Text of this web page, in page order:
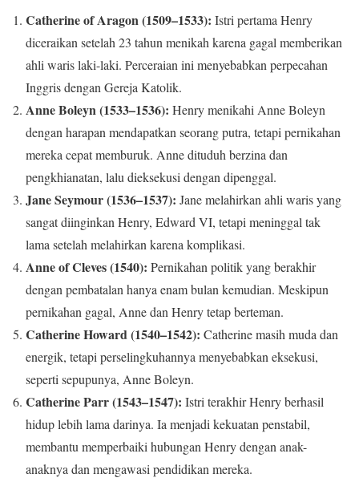
Catherine of Aragon (1509–1533): Istri pertama Henry
diceraikan setelah 23 tahun menikah karena gagal memberikan
ahli waris laki-laki. Perceraian ini menyebabkan perpecahan
Inggris dengan Gereja Katolik.
Anne Boleyn (1533–1536): Henry menikahi Anne Boleyn
dengan harapan mendapatkan seorang putra, tetapi pernikahan
mereka cepat memburuk. Anne dituduh berzina dan
pengkhianatan, lalu dieksekusi dengan dipenggal.
Jane Seymour (1536–1537): Jane melahirkan ahli waris yang
sangat diinginkan Henry, Edward VI, tetapi meninggal tak
lama setelah melahirkan karena komplikasi.
Anne of Cleves (1540): Pernikahan politik yang berakhir
dengan pembatalan hanya enam bulan kemudian. Meskipun
pernikahan gagal, Anne dan Henry tetap berteman.
Catherine Howard (1540–1542): Catherine masih muda dan
energik, tetapi perselingkuhannya menyebabkan eksekusi,
seperti sepupunya, Anne Boleyn.
Catherine Parr (1543–1547): Istri terakhir Henry berhasil
hidup lebih lama darinya. Ia menjadi kekuatan penstabil,
membantu memperbaiki hubungan Henry dengan anak-
anaknya dan mengawasi pendidikan mereka.